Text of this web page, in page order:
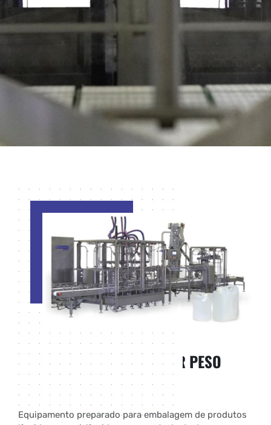
PRODUTOS
LINHA DE EMBALAGEM POR PESO
MODELO WEIGHT FILLER
Equipamento preparado para embalagem de produtos